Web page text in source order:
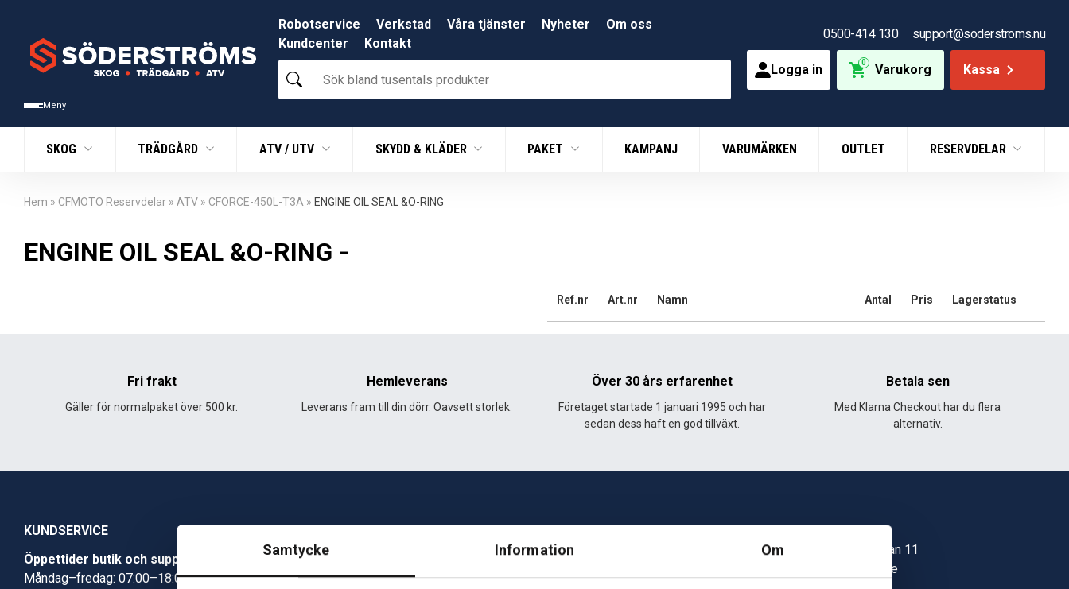
Samtycke Information Om
Meny
Robotservice Verkstad Våra tjänster Nyheter
Om oss
Kundcenter
Kontakt
Sök
bland
produkter
0500-414 130 support@soderstroms.nu
Logga in 0 Varukorg Kassa
SKOG TRÄDGÅRD ATV / UTV SKYDD & KLÄDER PAKET KAMPANJ VARUMÄRKEN OUTLET RESERVDELAR
Hem » CFMOTO Reservdelar » ATV » CFORCE-450L-T3A » ENGINE OIL SEAL &O-RING
ENGINE OIL SEAL &O-RING -
Ref.nr Art.nr Namn Antal Pris Lagerstatus
Fri frakt
Gäller för normalpaket över 500 kr.
Hemleverans
Leverans fram till din dörr. Oavsett storlek.
Över 30 års erfarenhet
Företaget startade 1 januari 1995 och har
sedan dess haft en god tillväxt.
Betala sen
Med Klarna Checkout har du flera
alternativ.
KUNDSERVICE
Öppettider butik och support
Måndag–fredag: 07:00–18:00
Butik Skövde
Butik Jönköping
Jonstorpsgatan 11
549 37 Skövde